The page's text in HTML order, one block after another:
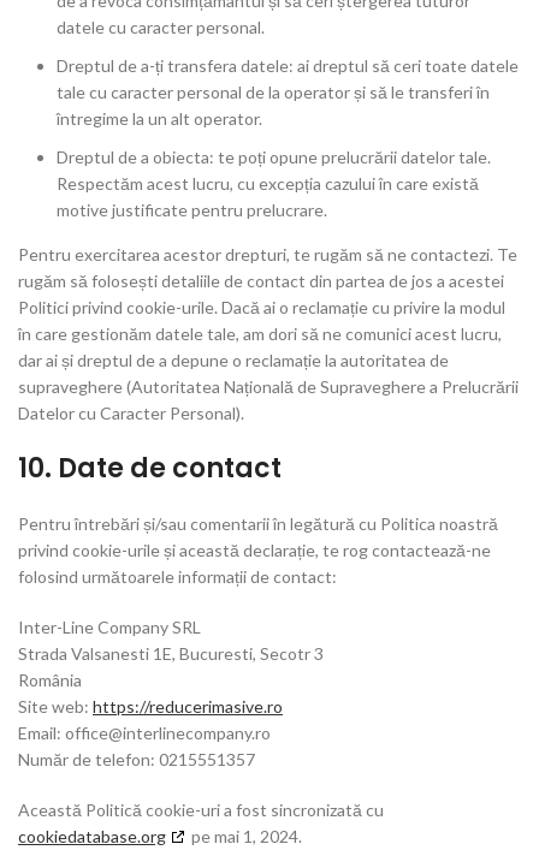
datele cu caracter personal.
Dreptul de a-ți transfera datele: ai dreptul să ceri toate datele
tale cu caracter personal de la operator și să le transferi în
întregime la un alt operator.
Dreptul de a obiecta: te poți opune prelucrării datelor tale.
Respectăm acest lucru, cu excepția cazului în care există
motive justificate pentru prelucrare.
Pentru exercitarea acestor drepturi, te rugăm să ne contactezi. Te
rugăm să folosești detaliile de contact din partea de jos a acestei
Politici privind cookie-urile. Dacă ai o reclamație cu privire la modul
în care gestionăm datele tale, am dori să ne comunici acest lucru,
dar ai și dreptul de a depune o reclamație la autoritatea de
supraveghere (Autoritatea Națională de Supraveghere a Prelucrării
Datelor cu Caracter Personal).
10. Date de contact
Pentru întrebări și/sau comentarii în legătură cu Politica noastră
privind cookie-urile și această declarație, te rog contactează-ne
folosind următoarele informații de contact:
Inter-Line Company SRL
Strada Valsanesti 1E, Bucuresti, Secotr 3
România
Site web: https://reducerimasive.ro
Email: office@interlinecompany.ro
Număr de telefon: 0215551357
Această Politică cookie-uri a fost sincronizată cu
cookiedatabase.org
pe mai 1, 2024.